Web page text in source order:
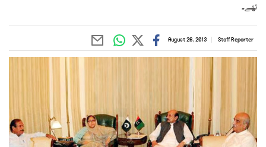
تھے۔
Staff Reporter
August 26, 2013